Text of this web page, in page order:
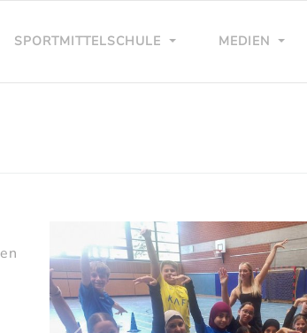
SPORTMITTELSCHULE MEDIEN